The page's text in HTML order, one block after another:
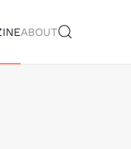
ABOUT